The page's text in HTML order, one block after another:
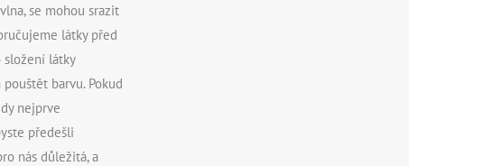
se mohou srazit
látky před
látky
barvu. Pokud
nejprve
předešli
nás důležitá, a